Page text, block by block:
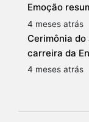
Emoção
4 meses atrás
Cerimônia
carreira da
4 meses atrás